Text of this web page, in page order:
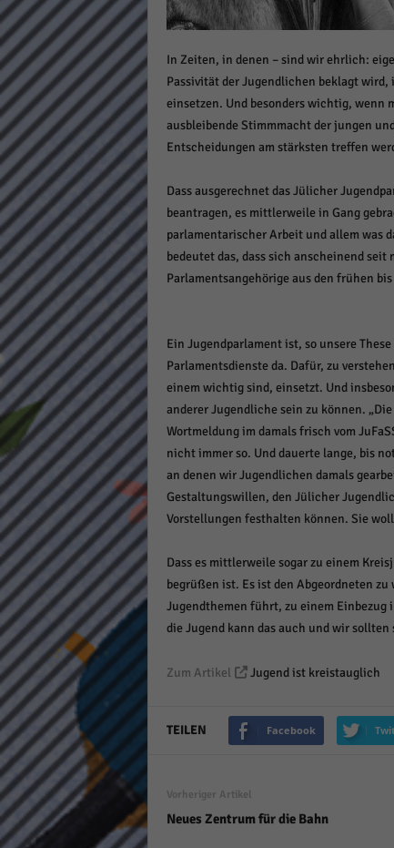
In Zeiten, in denen – sind wir ehrlich:
Passivität der Jugendlichen beklagt
einsetzen. Und besonders wichtig, wenn
ausbleibende Stimmmacht der jungen
Entscheidungen am stärksten treffen
Dass ausgerechnet das Jülicher
beantragen, es mittlerweile in Gang
parlamentarischer Arbeit und allem was
bedeutet das, dass sich anscheinend
Parlamentsangehörige aus den frühen
Ein Jugendparlament ist, so unsere
Parlamentsdienste da. Dafür, zu
einem wichtig sind, einsetzt. Und
anderer Jugendliche sein zu können.
Wortmeldung im damals frisch vom
nicht immer so. Und dauerte lange, bis
an denen wir Jugendlichen damals
Gestaltungswillen, den Jülicher
Vorstellungen festhalten können. Sie
Dass es mittlerweile sogar zu einem
begrüßen ist. Es ist den Abgeordneten
Jugendthemen führt, zu einem Einbezug
die Jugend kann das auch und wir
Zum Artikel Jugend ist kreistauglich
TEILEN Facebook
Vorheriger Artikel
Neues Zentrum für die Bahn